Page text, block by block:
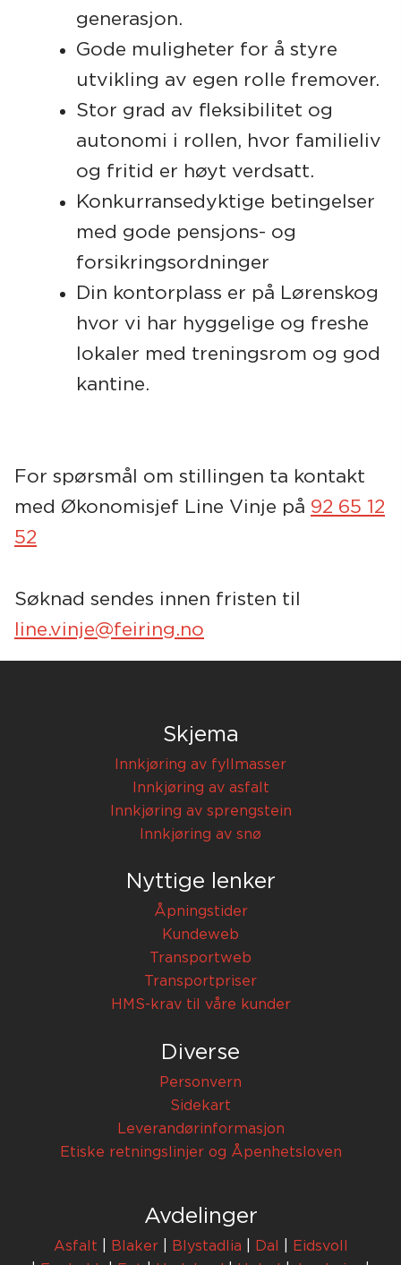
generasjon.
Gode muligheter for å styre
utvikling av egen rolle fremover.
Stor grad av fleksibilitet og
autonomi i rollen, hvor familieliv
og fritid er høyt verdsatt.
Konkurransedyktige betingelser
med gode pensjons- og
forsikringsordninger
Din kontorplass er på Lørenskog
hvor vi har hyggelige og freshe
lokaler med treningsrom og god
kantine.
For spørsmål om stillingen ta kontakt
med Økonomisjef Line Vinje på 92 65 12
52
Søknad sendes innen fristen til
line.vinje@feiring.no
Skjema
Innkjøring av fyllmasser
Innkjøring av asfalt
Innkjøring av sprengstein
Innkjøring av snø
Nyttige lenker
Åpningstider
Kundeweb
Transportweb
Transportpriser
HMS-krav til våre kunder
Diverse
Personvern
Sidekart
Leverandørinformasjon
Etiske retningslinjer og Åpenhetsloven
Avdelinger
Asfalt Blaker| Blystadlia Dal
Eidsvoll